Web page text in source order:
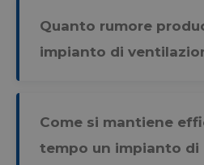
Quanto rumore
impianto di
Come si mantiene
tempo un impianto di